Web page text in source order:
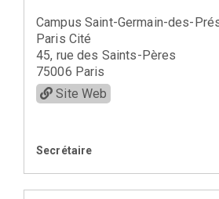
Campus Saint-Germain-des-
Paris Cité
45, rue des Saints-Pères
75006 Paris
Site Web
Secrétaire